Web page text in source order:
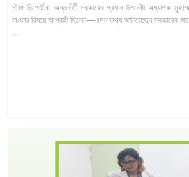
স্টাফ রিপোর্টার: অন্তর্বর্তী সরকারের প্রধান উপদেষ্টা অধ্যাপক
যাওয়ার বিষয়ে আগ্রহী ছিলেন—এমন তথ্য জানিয়েছেন সরকারের
...